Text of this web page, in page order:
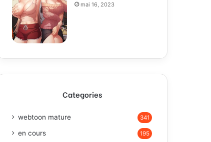
mai 16, 2023
Categories
webtoon mature 341
en cours 195